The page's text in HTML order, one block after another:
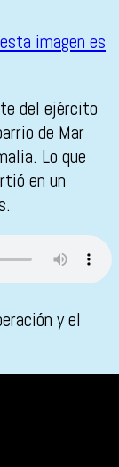
del ejército
de Mar
Lo que
en un
y el